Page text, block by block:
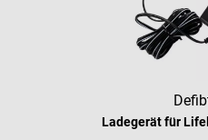
Ladegerät für